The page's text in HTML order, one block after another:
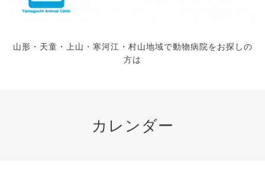
山形・天童・上山・寒河江・村山地域で動物病院をお探しの
方は
カレンダー